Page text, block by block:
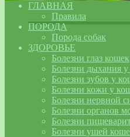
ГЛАВНАЯ
Правила
ПОРОДА
Порода собак
ЗДОРОВЬЕ
Болезни глаз кошек
Болезни дыхания
Болезни зубов у
Болезни кожи у
Болезни нервной
Болезни органов
Болезни
Болезни ушей